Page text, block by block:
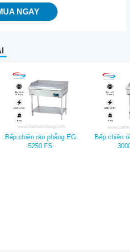
NGAY
Bếp chiên rán phẳng EG
5250 FS
Bếp chiên